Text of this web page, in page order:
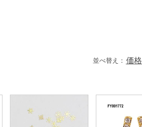
並べ替え： 価